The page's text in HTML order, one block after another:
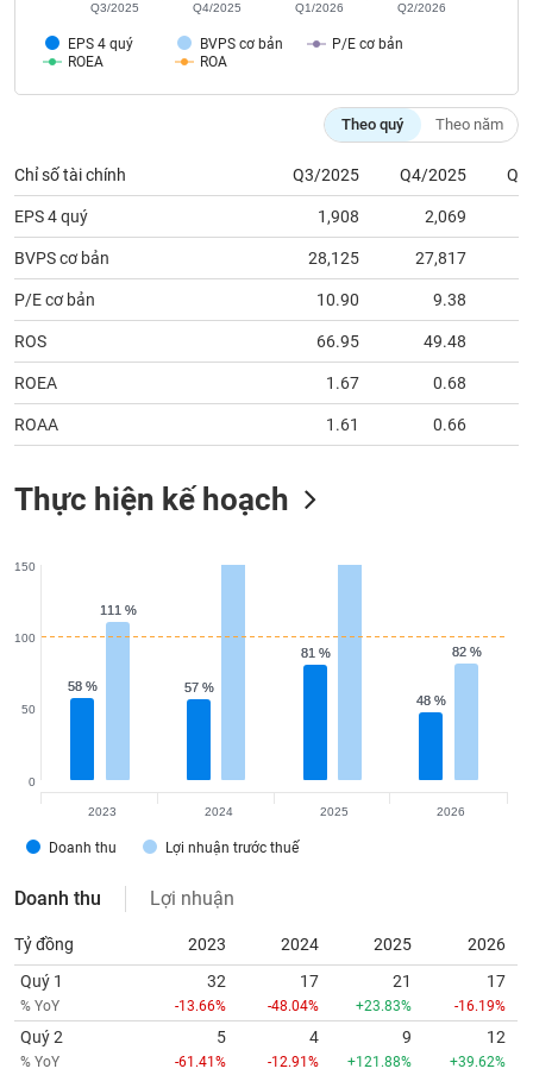
EPS 4 quý BVPS cơ bản
P/E cơ bản
ROEA
ROA
Q3/2025 Q4/2025 Q1/2026 Q2/2026
Theo quý Theo năm
Chỉ số tài chính Q3/2025 Q4/2025
EPS 4 quý 1,908 2,069
BVPS cơ bản 28,125 27,817
P/E cơ bản 10.90 9.38
ROS 66.95 49.48
ROEA 1.67 0.68
ROAA 1.61 0.66
Thực hiện kế hoạch
58 %
58 % 57 %
57 %
81 %
81 %
48 %
48 %
111 %
111 %
82 %
82 %
Doanh thu Lợi nhuận trước thuế
0
50
100
150
2023 2024 2025 2026
Doanh thu Lợi nhuận
Tỷ đồng 2023 2024 2025
2026
Quý 1
% YoY
32
-13.66%
17
-48.04%
21
+23.83%
17
-16.19%
Quý 2
% YoY
5
-61.41%
4
-12.91%
9
+121.88%
12
+39.62%